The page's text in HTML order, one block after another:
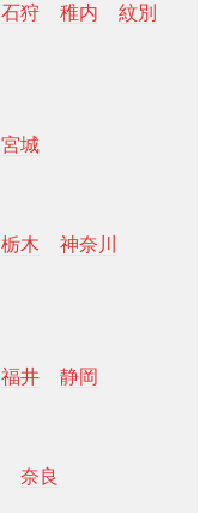
石狩 稚内
紋別
宮城
栃木
神奈川
福井 静岡
奈良